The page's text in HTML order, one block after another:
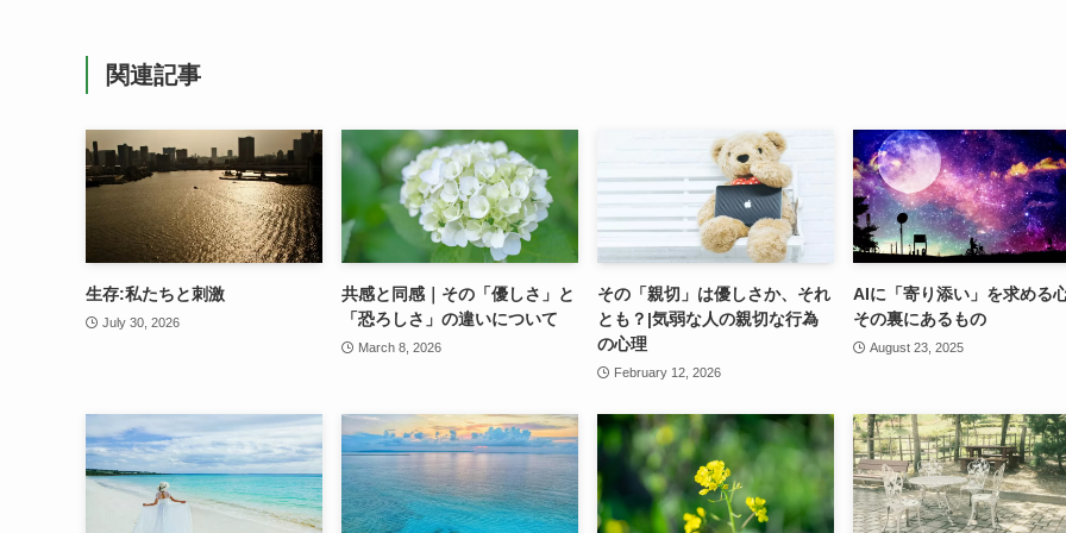
関連記事
生存:私たちと刺激
July 30, 2026
共感と同感｜その「優しさ」と
「恐ろしさ」の違いについて
March 8, 2026
その「親切」は優しさか、それ
とも？|気弱な人の親切な行為
の心理
February 12, 2026
AIに「寄り添い」を求める
その裏にあるもの
August 23, 2025